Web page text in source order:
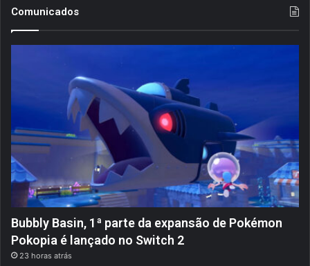
Comunicados
Bubbly Basin, 1ª parte da expansão de Pokémon
Pokopia é lançado no Switch 2
23 horas atrás